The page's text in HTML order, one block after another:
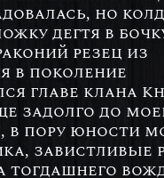
но
дегтя в
резец из
в поколение
главе клана
задолго до
в пору юности
завистливые
тогдашнего